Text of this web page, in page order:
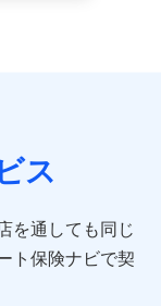
者及び被保険
約者と被保険
ットの種類や年
ス
を通しても同じ
ト保険ナビで契